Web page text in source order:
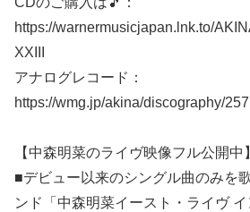
https://warnermusicjapan.lnk.to/
XXIII
アナログレコード：
https://wmg.jp/akina/discography/
【中森明菜のライヴ映像フル公開中】
■デビュー以来のシングル曲のみを
ンド「中森明菜イースト・ライヴ